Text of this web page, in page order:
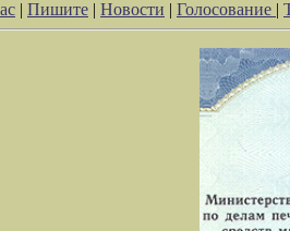
| Пишите | Новости | Голосование |